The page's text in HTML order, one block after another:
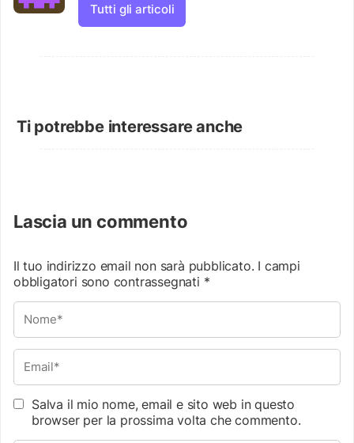
Tutti gli articoli
Ti potrebbe interessare anche
Lascia un commento
Il tuo indirizzo email non sarà pubblicato. I campi
obbligatori sono contrassegnati *
Salva il mio nome, email e sito web in questo
browser per la prossima volta che commento.